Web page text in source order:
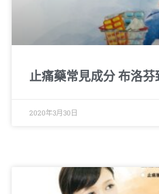
止痛藥常見成分 布洛芬
2020年3月30日